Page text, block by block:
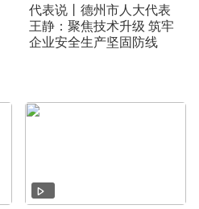
代表说丨德州市人大代表
王静：聚焦技术升级 筑牢
企业安全生产坚固防线